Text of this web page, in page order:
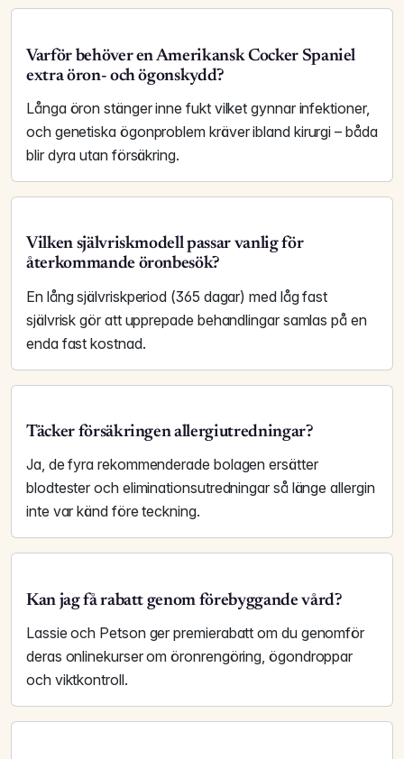
Varför behöver en Amerikansk Cocker Spaniel
extra öron- och ögonskydd?
Långa öron stänger inne fukt vilket gynnar infektioner,
och genetiska ögonproblem kräver ibland kirurgi – båda
blir dyra utan försäkring.
Vilken självriskmodell passar vanlig för
återkommande öronbesök?
En lång självrisk­period (365 dagar) med låg fast
självrisk gör att upprepade behandlingar samlas på en
enda fast kostnad.
Täcker försäkringen allergiutredningar?
Ja, de fyra rekommenderade bolagen ersätter
blodtester och elimination­sutredningar så länge allergin
inte var känd före teckning.
Kan jag få rabatt genom förebyggande vård?
Lassie och Petson ger premie­rabatt om du genomför
deras onlinekurser om öronrengöring, ögondroppar
och vikt­kontroll.